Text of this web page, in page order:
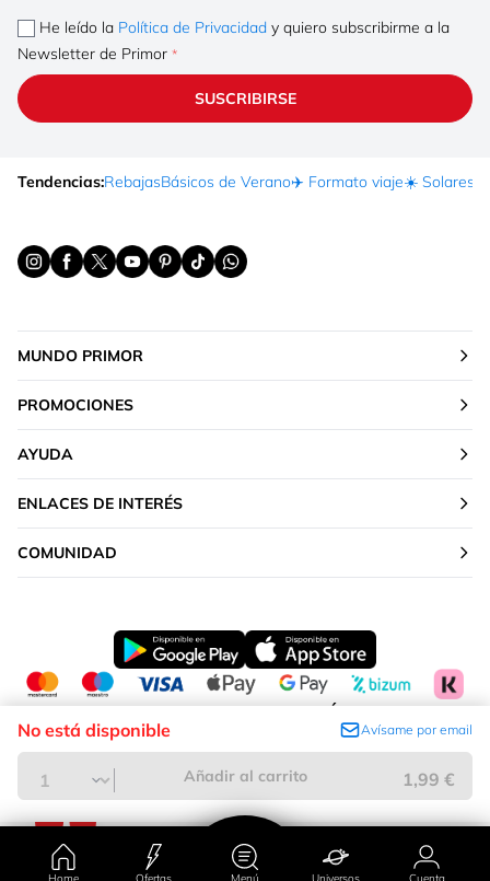
No está disponible Avísame por email
Añadir al carrito 1,99 €
He leído la Política de Privacidad y quiero subscribirme a la
Newsletter de Primor
SUSCRIBIRSE
Tendencias:RebajasBásicos de Verano✈️ Formato viaje☀️ Solares
MUNDO PRIMOR
PROMOCIONES
AYUDA
ENLACES DE INTERÉS
COMUNIDAD
CAMBIAR TU UBICACIÓN
Península y Baleares